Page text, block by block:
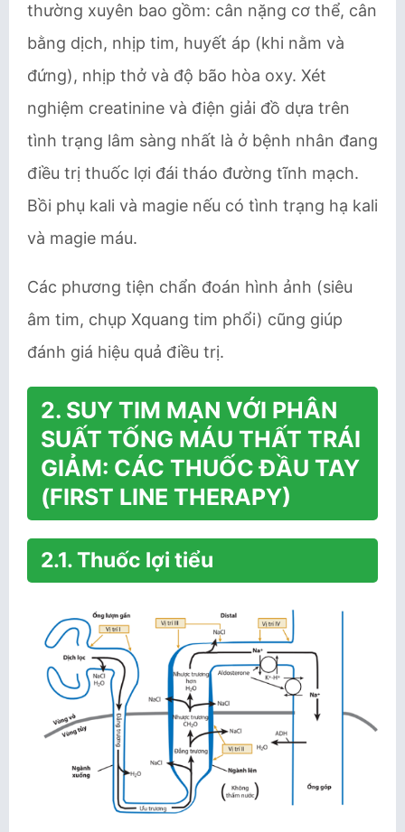
thường xuyên bao gồm: cân nặng cơ thể, cân
bằng dịch, nhịp tim, huyết áp (khi nằm và
đứng), nhịp thở và độ bão hòa oxy. Xét
nghiệm creatinine và điện giải đồ dựa trên
tình trạng lâm sàng nhất là ở bệnh nhân đang
điều trị thuốc lợi đái tháo đường tĩnh mạch.
Bồi phụ kali và magie nếu có tình trạng hạ kali
và magie máu.
Các phương tiện chẩn đoán hình ảnh (siêu
âm tim, chụp Xquang tim phổi) cũng giúp
đánh giá hiệu quả điều trị.
2. SUY TIM MẠN VỚI PHÂN
SUẤT TỐNG MÁU THẤT TRÁI
GIẢM: CÁC THUỐC ĐẦU TAY
(FIRST LINE THERAPY)
2.1. Thuốc lợi tiểu